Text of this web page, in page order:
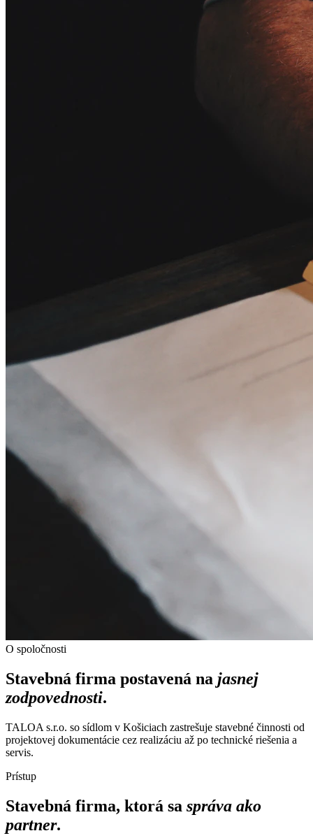
O spoločnosti
Stavebná firma postavená na jasnej
zodpovednosti.
TALOA s.r.o. so sídlom v Košiciach zastrešuje stavebné činnosti od
projektovej dokumentácie cez realizáciu až po technické riešenia a
servis.
Prístup
Stavebná firma, ktorá sa správa ako
partner.